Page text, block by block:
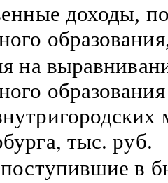
доходы,
на
тыс. руб.
в